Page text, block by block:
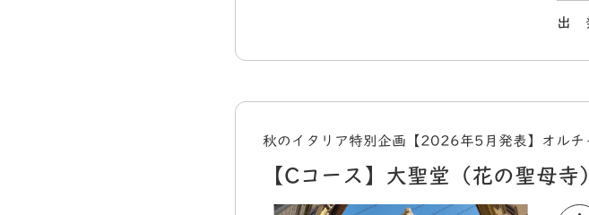
出
秋のイタリア特別企画【2026年5月発表】オル
【Cコース】大聖堂（花の聖母